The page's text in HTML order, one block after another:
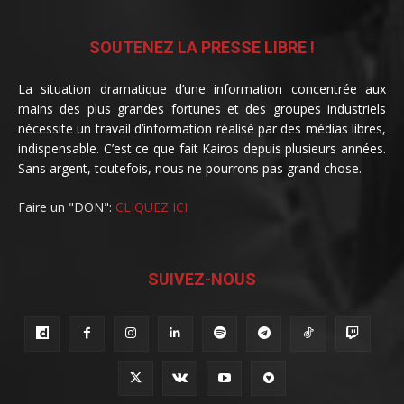
SOUTENEZ LA PRESSE LIBRE !
La situation dramatique d’une information concentrée aux
mains des plus grandes fortunes et des groupes industriels
nécessite un travail d’information réalisé par des médias libres,
indispensable. C’est ce que fait Kairos depuis plusieurs années.
Sans argent, toutefois, nous ne pourrons pas grand chose.
Faire un "DON": CLIQUEZ ICI
SUIVEZ-NOUS